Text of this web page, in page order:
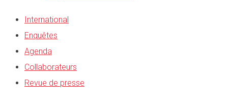
International
Enquêtes
Agenda
Collaborateurs
Revue de presse